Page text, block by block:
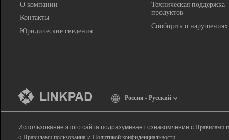
О компании
Контакты
Юридические сведения
Техническая поддержка
продуктов
Сообщить о нарушениях
Россия - Русский
Использование этого сайта подразумевает ознакомление с Правилами
с Правилами пользования и Политикой конфиденциальности.